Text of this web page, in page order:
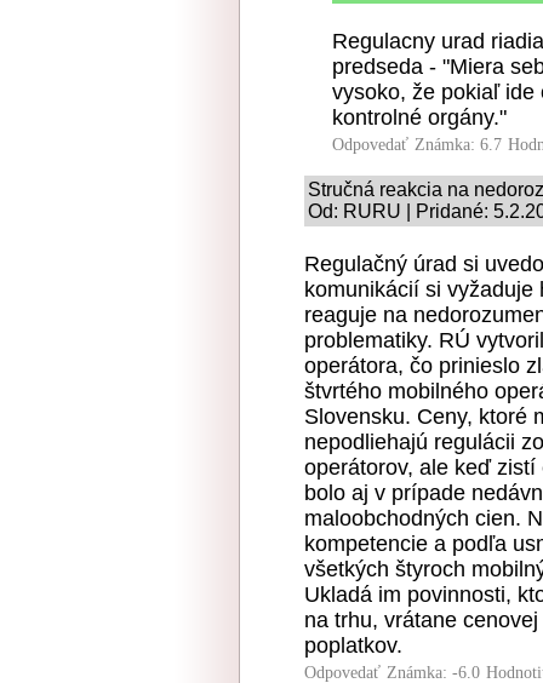
Regulacny urad
predseda - "Miera
vysoko, že pokiaľ ide
kontrolné orgány."
Odpovedať Známka: 6.7
Stručná reakcia na
Od: RURU | Pridané:
Regulačný úrad si
komunikácií si vyžaduje
reaguje na
problematiky. RÚ
operátora, čo prinieslo
štvrtého mobilného
Slovensku. Ceny, ktoré
nepodliehajú regulácii
operátorov, ale keď zistí
bolo aj v prípade
maloobchodných cien.
kompetencie a podľa
všetkých štyroch
Ukladá im povinnosti,
na trhu, vrátane
poplatkov.
Odpovedať Známka: -6.0